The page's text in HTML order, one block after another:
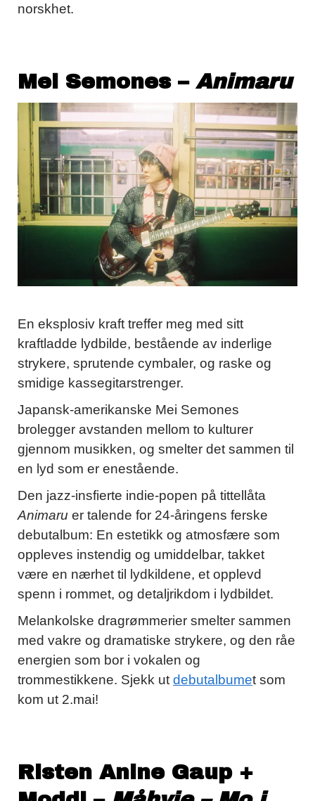
norskhet.
Mei Semones – Animaru
En eksplosiv kraft treffer meg med sitt
kraftladde lydbilde, bestående av inderlige
strykere, sprutende cymbaler, og raske og
smidige kassegitarstrenger.
Japansk-amerikanske Mei Semones
brolegger avstanden mellom to kulturer
gjennom musikken, og smelter det sammen til
en lyd som er enestående.
Den jazz-insfierte indie-popen på tittellåta
Animaru er talende for 24-åringens ferske
debutalbum: En estetikk og atmosfære som
oppleves instendig og umiddelbar, takket
være en nærhet til lydkildene, et opplevd
spenn i rommet, og detaljrikdom i lydbildet.
Melankolske dragrømmerier smelter sammen
med vakre og dramatiske strykere, og den råe
energien som bor i vokalen og
trommestikkene. Sjekk ut debutalbumet som
kom ut 2.mai!
Risten Anine Gaup +